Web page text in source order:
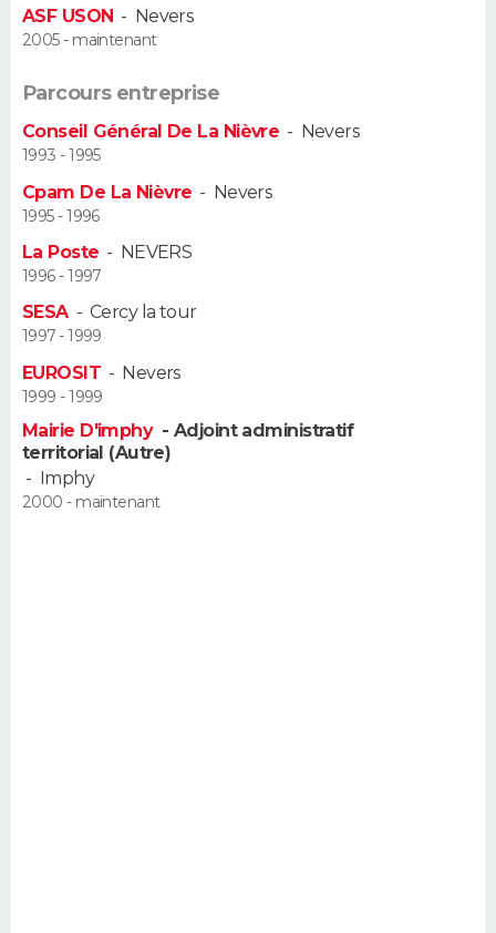
ASF USON - Nevers
2005 - maintenant
Parcours entreprise
Conseil Général De La Nièvre - Nevers
1993 - 1995
Cpam De La Nièvre - Nevers
1995 - 1996
La Poste - NEVERS
1996 - 1997
SESA- Cercy la tour
1997 - 1999
EUROSIT - Nevers
1999 - 1999
Mairie D'imphy - Adjoint administratif
territorial (Autre)
-
Imphy
2000 - maintenant